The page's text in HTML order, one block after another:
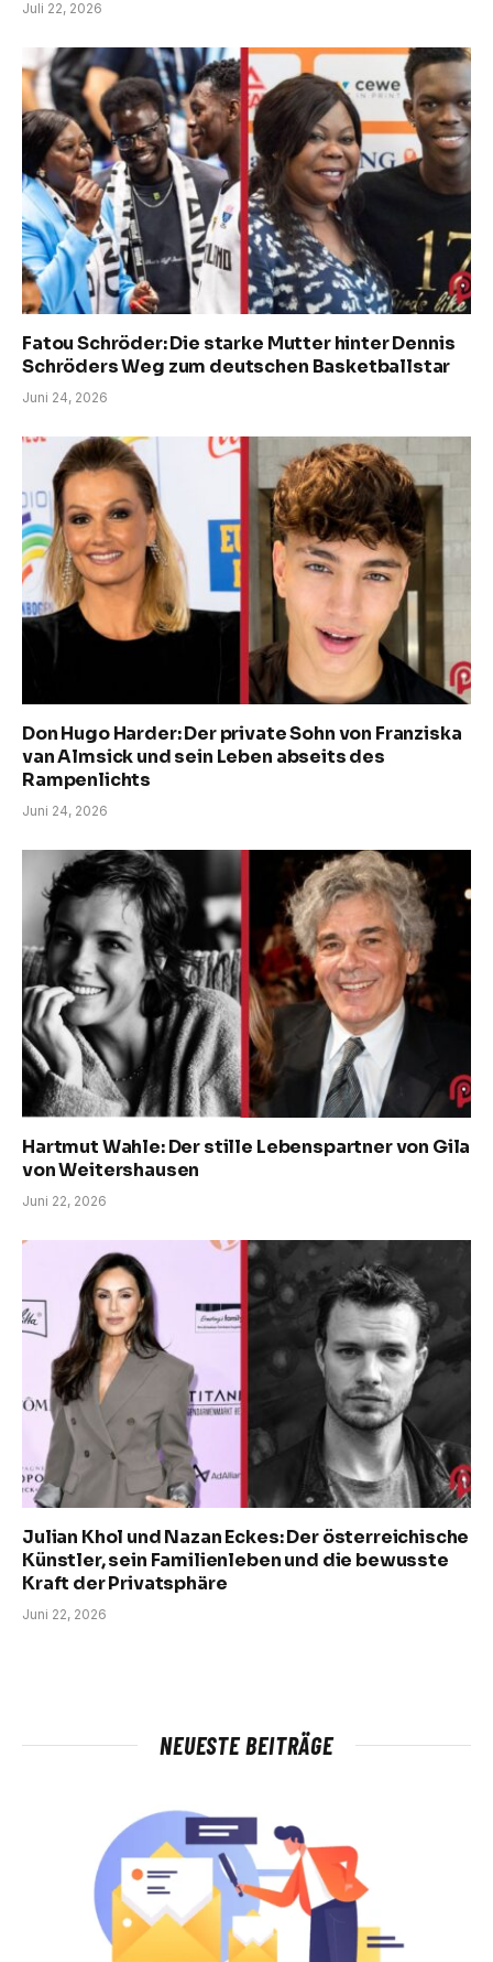
Juli 22, 2026
Fatou Schröder: Die starke Mutter hinter Dennis
Schröders Weg zum deutschen Basketballstar
Juni 24, 2026
Don Hugo Harder: Der private Sohn von Franziska
van Almsick und sein Leben abseits des
Rampenlichts
Juni 24, 2026
Hartmut Wahle: Der stille Lebenspartner von Gila
von Weitershausen
Juni 22, 2026
Julian Khol und Nazan Eckes: Der österreichische
Künstler, sein Familienleben und die bewusste
Kraft der Privatsphäre
Juni 22, 2026
NEUESTE BEITRÄGE